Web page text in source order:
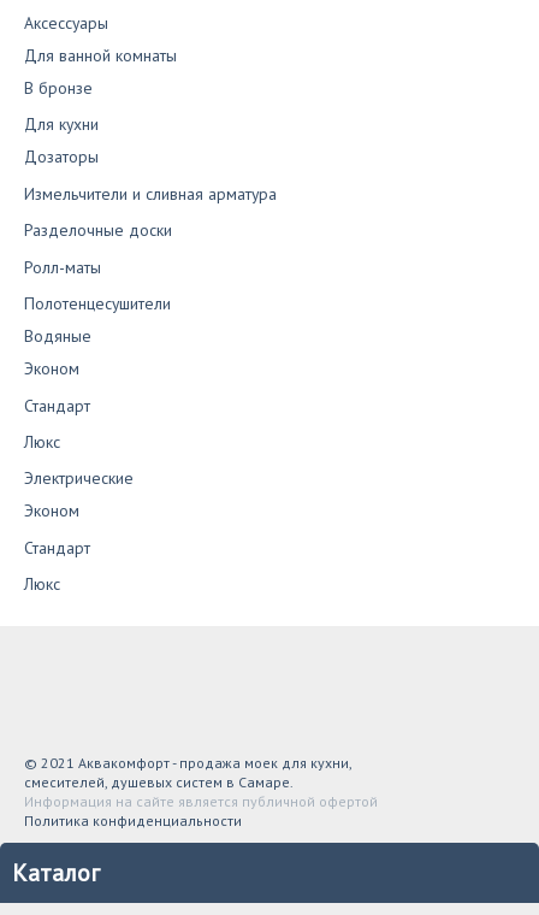
Аксессуары
Для ванной комнаты
В бронзе
Для кухни
Дозаторы
Измельчители и сливная арматура
Разделочные доски
Ролл-маты
Полотенцесушители
Водяные
Эконом
Стандарт
Люкс
Электрические
Эконом
Стандарт
Люкс
© 2021 Аквакомфорт - продажа моек для кухни,
смесителей, душевых систем в Самаре.
Информация на сайте является публичной офертой
Политика конфиденциальности
Каталог